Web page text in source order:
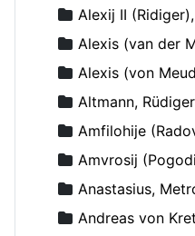
Alexij II
Alexis (van der
Alexis (von
Altmann, Rüdiger
Amfilohije
Amvrosij
Anastasius,
Andreas von